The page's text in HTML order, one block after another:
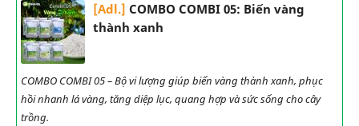
[Adl.] COMBO COMBI 05: Biến vàng
thành xanh
COMBO COMBI 05 – Bộ vi lượng giúp biến vàng thành xanh, phục
hồi nhanh lá vàng, tăng diệp lục, quang hợp và sức sống cho cây
trồng.